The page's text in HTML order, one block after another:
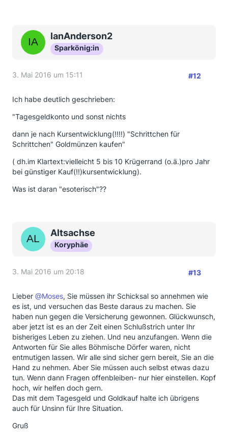
IanAnderson2
Sparkönig:in
3. Mai 2016 um 15:11 #12
Ich habe deutlich geschrieben:
"Tagesgeldkonto und sonst nichts
dann je nach Kursentwicklung(!!!!) "Schrittchen für
Schrittchen" Goldmünzen kaufen"
( dh.im Klartext:vielleicht 5 bis 10 Krügerrand (o.ä.)pro Jahr
bei günstiger Kauf(!!)kursentwicklung).
Was ist daran "esoterisch"??
Altsachse
Koryphäe
3. Mai 2016 um 20:18 #13
Lieber @Moses, Sie müssen ihr Schicksal so annehmen wie
es ist, und versuchen das Beste daraus zu machen. Sie
haben nun gegen die Versicherung gewonnen. Glückwunsch,
aber jetzt ist es an der Zeit einen Schlußstrich unter Ihr
bisheriges Leben zu ziehen. Und neu anzufangen. Wenn die
Antworten für Sie alles Böhmische Dörfer waren, nicht
entmutigen lassen. Wir alle sind sicher gern bereit, Sie an die
Hand zu nehmen. Aber Sie müssen auch selbst etwas dazu
tun. Wenn dann Fragen offenbleiben- nur hier einstellen. Kopf
hoch, wir helfen doch gern.
Das mit dem Tagesgeld und Goldkauf halte ich übrigens
auch für Unsinn für Ihre Situation.
Gruß